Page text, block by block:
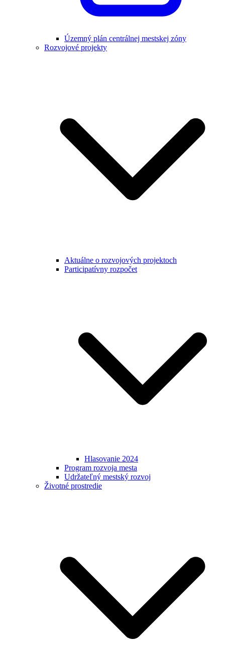
Územný plán centrálnej mestskej zóny
Rozvojové projekty
Aktuálne o rozvojových projektoch
Participatívny rozpočet
Hlasovanie 2024
Program rozvoja mesta
Udržateľný mestský rozvoj
Životné prostredie